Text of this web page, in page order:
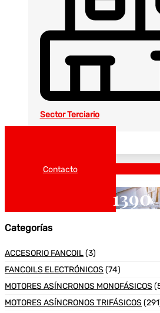
Sector Terciario
Contacto
1390
Categorías
ACCESORIO FANCOIL(3)
FANCOILS ELECTRÓNICOS (74)
MOTORES ASÍNCRONOS MONOFÁSICOS
MOTORES ASÍNCRONOS TRIFÁSICOS